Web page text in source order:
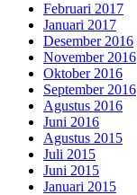
Februari 2017
Januari 2017
Desember 2016
November 2016
Oktober 2016
September 2016
Agustus 2016
Juni 2016
Agustus 2015
Juli 2015
Juni 2015
Januari 2015